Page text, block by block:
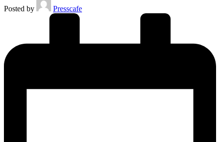
Posted by
Presscafe